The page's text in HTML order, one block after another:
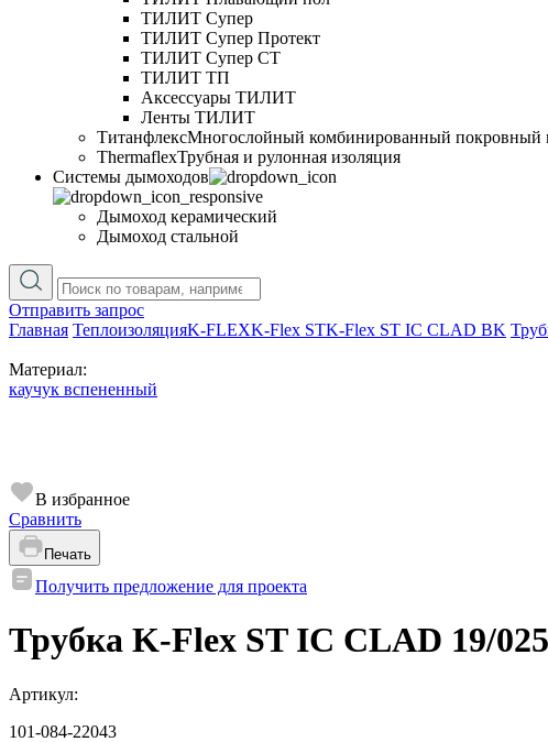
ТИЛИТ Супер
ТИЛИТ Супер Протект
ТИЛИТ Супер СТ
ТИЛИТ ТП
Аксессуары ТИЛИТ
Ленты ТИЛИТ
ТитанфлексМногослойный комбинированный покровный
ThermaflexТрубная и рулонная изоляция
Cистемы дымоходов
Дымоход керамический
Дымоход стальной
Отправить запрос
Главная ТеплоизоляцияK-FLEXK-Flex STK-Flex ST IC CLAD BK
Материал:
каучук вспененный
В избранное
Сравнить
Печать
Получить предложение для проекта
Трубка K-Flex ST IC CLAD 19/
Артикул:
101-084-22043